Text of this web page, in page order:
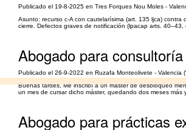
Publicado el 19-8-2025 en Tres Forques Nou Moles -
Asunto: recurso c-A con cautelarísima (art. 135 ljca)
cierre. Defectos graves de notificación (lpacap arts.
Abogado para
Publicado el 26-9-2022 en Ruzafa Monteolivete - Valencia
Buenas tardes, Me inscribí a un máster de desbloqueo
un mes de cursar dicho máster, quedando dos meses
Abogado para prácticas